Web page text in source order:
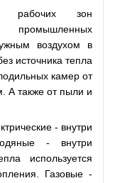
рабочих зон
промышленных
воздухом в
источника тепла
камер от
А также от пыли и
- внутри
- внутри
используется
Газовые -